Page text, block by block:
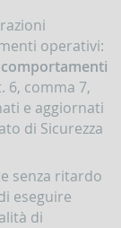
operativi:
6, comma 7,
e aggiornati
di Sicurezza
senza ritardo
eseguire
di